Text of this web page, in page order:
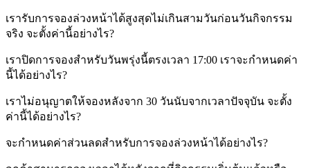
เรารับการจองล่วงหน้าได้สูงสุดไม่เกินสามวันก่อนวันกิจกรรม
จริง จะตั้งค่านี้อย่างไร?
เราปิดการจองสำหรับวันพรุ่งนี้ตรงเวลา 17:00 เราจะกำหนดค่า
นี้ได้อย่างไร?
เราไม่อนุญาตให้จองหลังจาก 30 วันนับจากเวลาปัจจุบัน จะตั้ง
ค่านี้ได้อย่างไร?
จะกำหนดค่าส่วนลดสำหรับการจองล่วงหน้าได้อย่างไร?